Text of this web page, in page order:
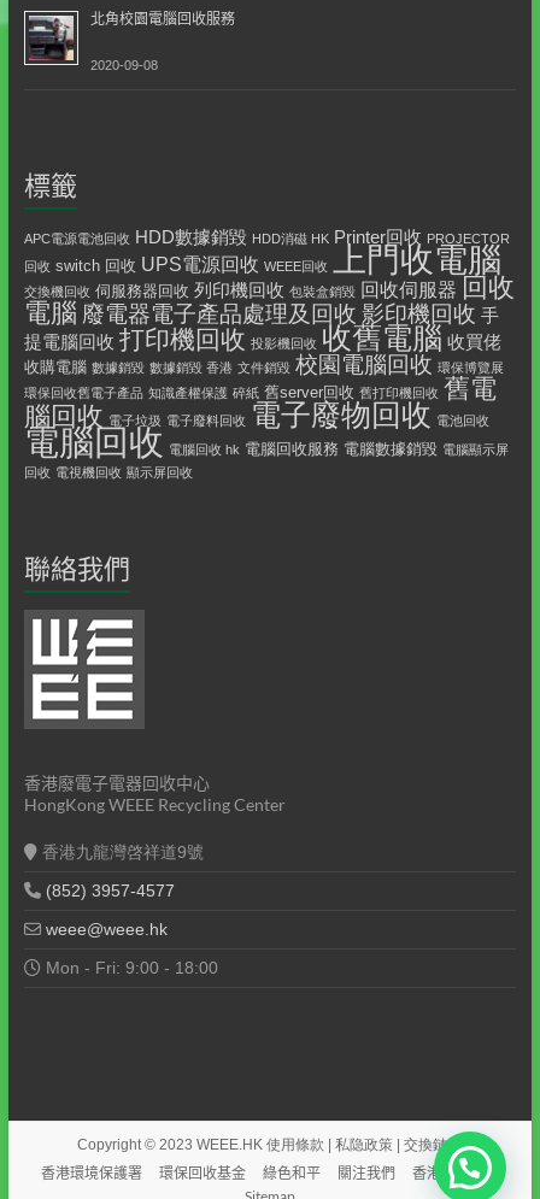
北角校園電腦回收服務
2020-09-08
標籤
APC電源電池回收 HDD數據銷毀 HDD消磁 HK Printer回收 PROJECTOR
回收 switch 回收 UPS電源回收 WEEE回收 上門收電腦
交換機回收 伺服務器回收 列印機回收 包裝盒銷毀 回收伺服器 回收
電腦 廢電器電子產品處理及回收 影印機回收 手
提電腦回收 打印機回收 投影機回收 收舊電腦 收買佬
收購電腦 數據銷毀 數據銷毀 香港 文件銷毀 校園電腦回收 環保博覽展
環保回收舊電子產品 知識產權保護 碎紙 舊server回收 舊打印機回收 舊電
腦回收 電子垃圾 電子廢料回收 電子廢物回收 電池回收
電腦回收 電腦回收 hk 電腦回收服務 電腦數據銷毀 電腦顯示屏
回收 電視機回收 顯示屏回收
聯絡我們
香港廢電子電器回收中心
HongKong WEEE Recycling Center
香港九龍灣啓祥道9號
(852) 3957-4577
weee@weee.hk
Mon - Fri: 9:00 - 18:00
Copyright © 2023WEEE.HK 使用條款 |私隐政策 |交換鏈接
香港環境保護署 環保回收基金 綠色和平 關注我們
香港網站目錄